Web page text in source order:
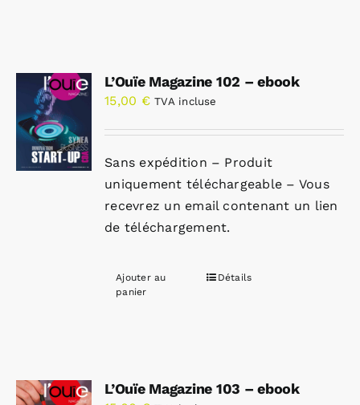
L’Ouïe Magazine 102 – ebook
15,00 € TVA incluse
Sans expédition – Produit
uniquement téléchargeable – Vous
recevrez un email contenant un lien
de téléchargement.
Ajouter au
panier
Détails
L’Ouïe Magazine 103 – ebook